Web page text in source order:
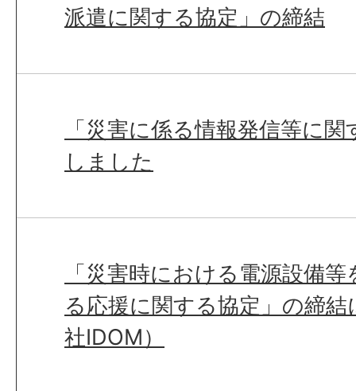
派遣に関する協定」の締結
「災害に係る情報発信等に
しました
「災害時における電源設備
る応援に関する協定」の締
社IDOM）